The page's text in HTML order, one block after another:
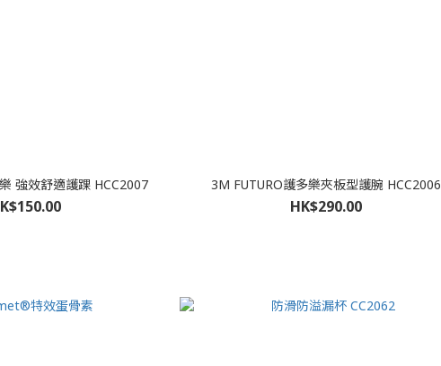
強效舒適護踝 HCC2007 3M FUTURO護多樂夾板型護腕 HCC2006
HK$290.00